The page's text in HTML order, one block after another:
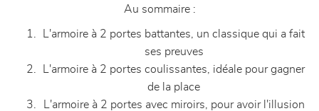
Au sommaire :
L'armoire à 2 portes battantes, un classique qui a fait
ses preuves
L'armoire à 2 portes coulissantes, idéale pour gagner
de la place
L'armoire à 2 portes avec miroirs, pour avoir l'illusion